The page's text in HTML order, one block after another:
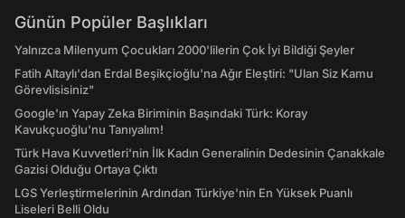
Günün Popüler Başlıkları
Yalnızca Milenyum Çocukları 2000'lilerin Çok İyi Bildiği Şeyler
Fatih Altaylı'dan Erdal Beşikçioğlu'na Ağır Eleştiri: "Ulan Siz Kamu
Görevlisisiniz"
Google'ın Yapay Zeka Biriminin Başındaki Türk: Koray
Kavukçuoğlu'nu Tanıyalım!
Türk Hava Kuvvetleri'nin İlk Kadın Generalinin Dedesinin Çanakkale
Gazisi Olduğu Ortaya Çıktı
LGS Yerleştirmelerinin Ardından Türkiye'nin En Yüksek Puanlı
Liseleri Belli Oldu